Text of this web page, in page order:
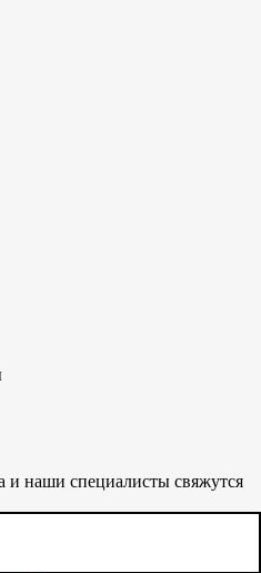
и наши специалисты свяжутся